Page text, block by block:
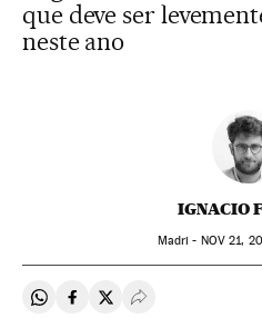
que deve ser
neste ano
IGNACIO
Madri - NOV 21,
Compartir en Whatsapp
Compartir en Facebook
Compartir en Twitter
Desplegar